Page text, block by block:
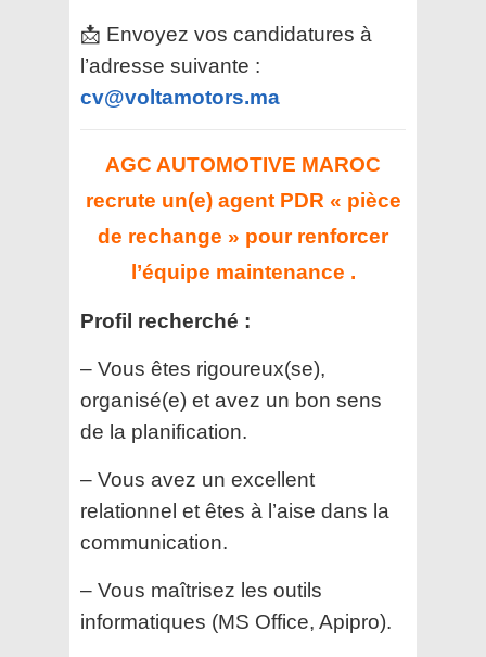
📩 Envoyez vos candidatures à
l’adresse suivante :
cv@voltamotors.ma
AGC AUTOMOTIVE MAROC
recrute un(e) agent PDR « pièce
de rechange » pour renforcer
l’équipe maintenance .
Profil recherché :
– Vous êtes rigoureux(se),
organisé(e) et avez un bon sens
de la planification.
– Vous avez un excellent
relationnel et êtes à l’aise dans la
communication.
– Vous maîtrisez les outils
informatiques (MS Office, Apipro).